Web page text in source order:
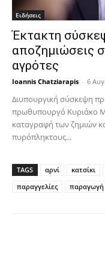
Ειδήσεις
Έκτακτη
αποζημιώσεις
αγρότες
Ioannis Chatziarapis - 6
Διυπουργική σύσκεψη
πρωθυπουργό Κυριάκο
καταγραφή των ζημιών
πυρόπληκτους...
TAGS αρνί κατσίκι
παραγγελίες
παραγωγή